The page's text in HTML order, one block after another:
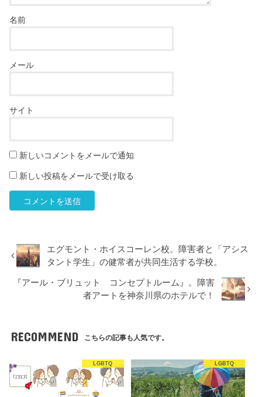
名前
メール
サイト
新しいコメントをメールで通知
新しい投稿をメールで受け取る
エグモント・ホイスコーレン校。障害者と「アシス
タント学生」の健常者が共同生活する学校。
『アール・ブリュット コンセプトルーム』。障害
者アートを神奈川県のホテルで！
RECOMMEND こちらの記事も人気です。
LGBTQ LGBTQ